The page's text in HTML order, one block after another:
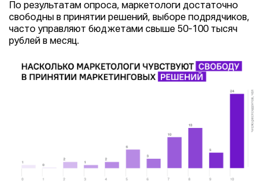
По результатам опроса, маркетологи достаточно
свободны в принятии решений, выборе подрядчиков,
часто управляют бюджетами свыше 50-100 тысяч
рублей в месяц.